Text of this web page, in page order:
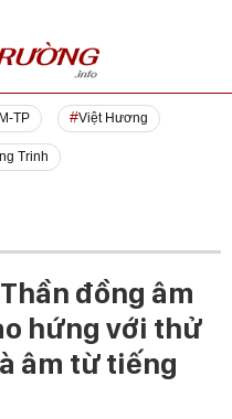
TP Việt Hương
Trinh
đồng âm
hứng với thử
âm từ tiếng